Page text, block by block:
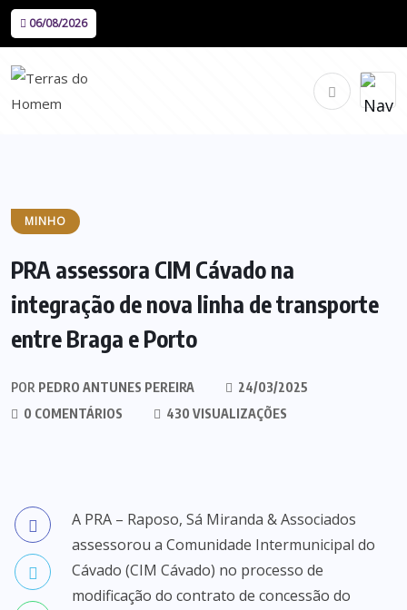
06/08/2026
MINHO
PRA assessora CIM Cávado na
integração de nova linha de transporte
entre Braga e Porto
POR PEDRO ANTUNES PEREIRA
24/03/2025
0 COMENTÁRIOS
430 VISUALIZAÇÕES
A PRA – Raposo, Sá Miranda & Associados
assessorou a Comunidade Intermunicipal do
Cávado (CIM Cávado) no processo de
modificação do contrato de concessão do